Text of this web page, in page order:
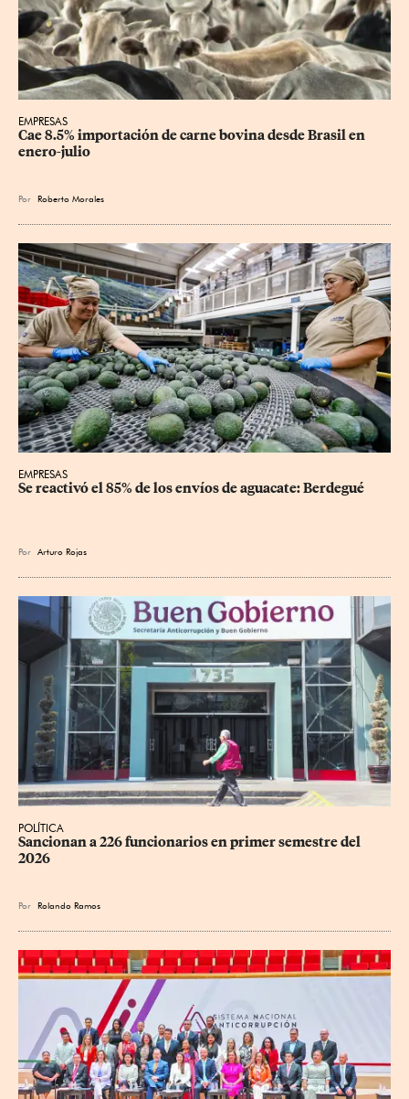
EMPRESAS
Cae 8.5% importación de carne bovina desde Brasil en
enero-julio
Por Roberto Morales
EMPRESAS
Se reactivó el 85% de los envíos de aguacate: Berdegué
Por Arturo Rojas
POLÍTICA
Sancionan a 226 funcionarios en primer semestre del
2026
Por Rolando Ramos